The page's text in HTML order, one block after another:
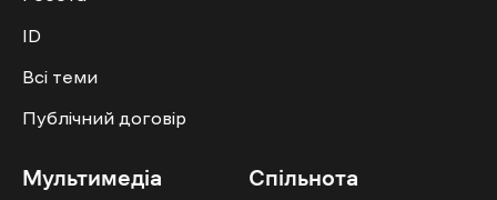
ID
Всі теми
Публічний договір
Мультимедіа Спільнота